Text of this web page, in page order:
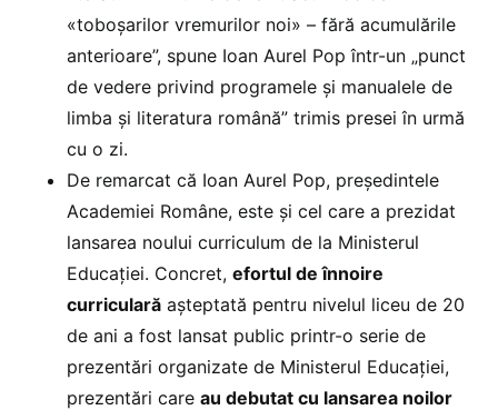
«toboșarilor vremurilor noi» – fără acumulările
anterioare”, spune Ioan Aurel Pop într-un „punct
de vedere privind programele și manualele de
limba și literatura română” trimis presei în urmă
cu o zi.
De remarcat că Ioan Aurel Pop, președintele
Academiei Române, este și cel care a prezidat
lansarea noului curriculum de la Ministerul
Educației. Concret, efortul de înnoire
curriculară așteptată pentru nivelul liceu de 20
de ani a fost lansat public printr-o serie de
prezentări organizate de Ministerul Educației,
prezentări care au debutat cu lansarea noilor